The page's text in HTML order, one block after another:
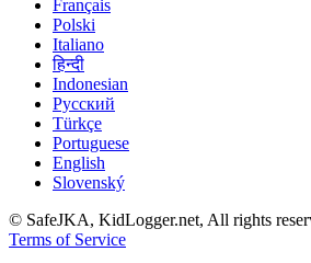
Français
Polski
Italiano
हिन्दी
Indonesian
Русский
Türkçe
Portuguese
English
Slovenský
© SafeJKA, KidLogger.net, All rights
Terms of Service